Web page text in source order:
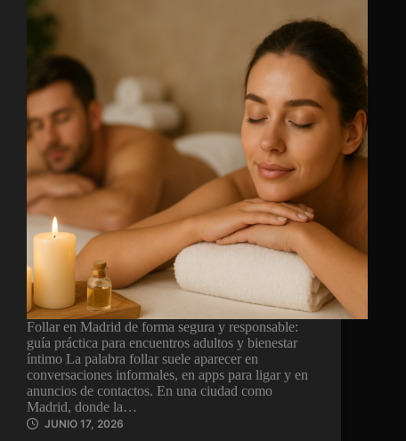
Follar en Madrid de forma segura y responsable:
guía práctica para encuentros adultos y bienestar
íntimo La palabra follar suele aparecer en
conversaciones informales, en apps para ligar y en
anuncios de contactos. En una ciudad como
Madrid, donde la…
JUNIO 17, 2026